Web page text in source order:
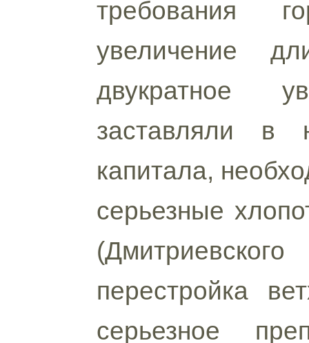
требования
увеличение
двукратное
заставляли в
капитала,
серьезные
перестройка
серьезное